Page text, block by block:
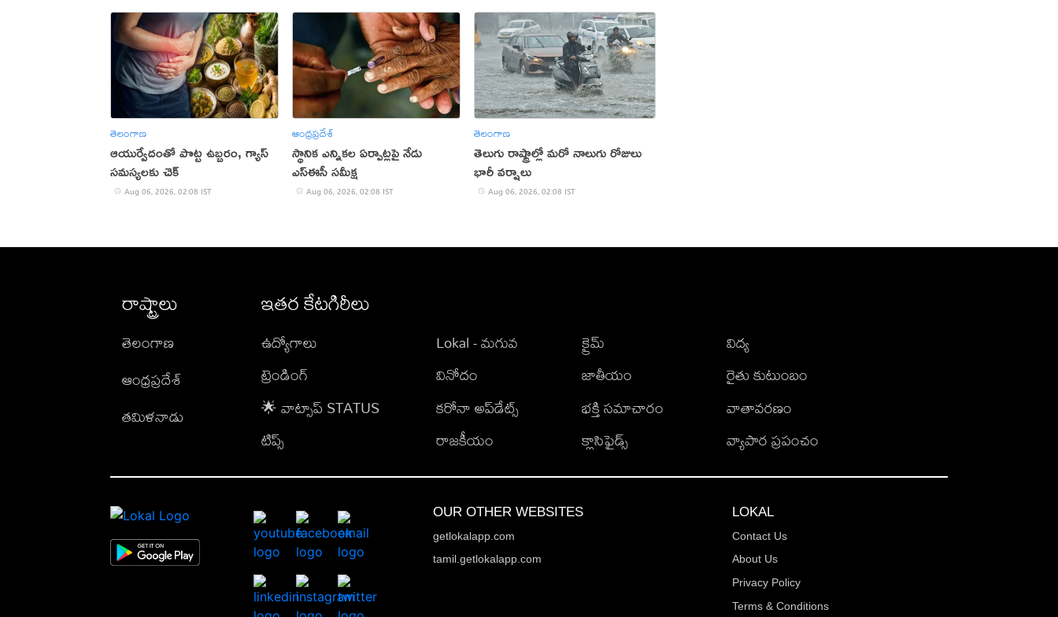
తెలంగాణ
ఆయుర్వేదంతో పొట్ట ఉబ్బరం, గ్యాస్
సమస్యలకు చెక్
Aug 06, 2026, 02:08 IST
ఆంధ్రప్రదేశ్
స్థానిక ఎన్నికల ఏర్పాట్లపై నేడు
ఎస్ఈసీ సమీక్ష
Aug 06, 2026, 02:08 IST
తెలంగాణ
తెలుగు రాష్ట్రాల్లో మరో నాలుగు రోజులు
భారీ వర్షాలు
Aug 06, 2026, 02:08 IST
రాష్ట్రాలు
తెలంగాణ
ఆంధ్రప్రదేశ్
తమిళనాడు
ఇతర కేటగిరీలు
ఉద్యోగాలు
ట్రెండింగ్
🌟 వాట్సాప్ STATUS
టిప్స్
Lokal - మగువ
వినోదం
కరోనా అప్‌డేట్స్
రాజకీయం
క్రైమ్
జాతీయం
భక్తి సమాచారం
క్లాసిఫైడ్స్
విద్య
రైతు కుటుంబం
వాతావరణం
వ్యాపార ప్రపంచం
OUR OTHER WEBSITES
getlokalapp.com
tamil.getlokalapp.com
LOKAL
Contact Us
About Us
Privacy Policy
Terms & Conditions